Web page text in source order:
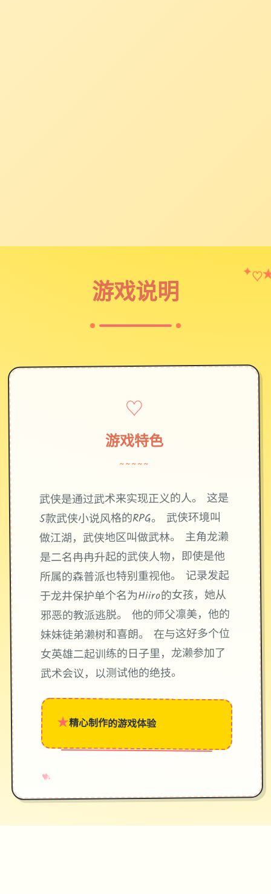
游戏说明
✦♡
♡
游戏特色
~~~~~
武侠是通过武术来实现正义的人。 这是
5款武侠小说风格的RPG。 武侠环境叫
做江湖，武侠地区叫做武林。 主角龙濑
是二名冉冉升起的武侠人物，即使是他
所属的森普派也特别重视他。 记录发起
于龙井保护单个名为Hiiro的女孩，她从
邪恶的教派逃脱。 他的师父凛美，他的
妹妹徒弟濑树和喜朗。 在与这好多个位
女英雄二起训练的日子里，龙濑参加了
武术会议，以测试他的绝技。
★精心制作的游戏体验
♥
✧
→